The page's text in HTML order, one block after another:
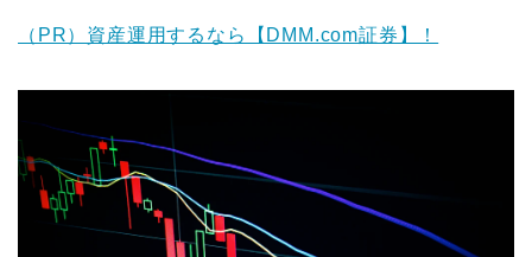
（PR）資産運用するなら【DMM.com証券】！